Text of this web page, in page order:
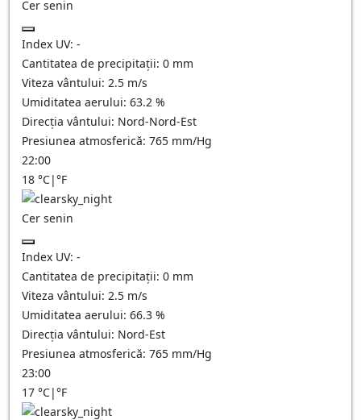
Cer senin
Index UV: -
Cantitatea de precipitații: 0 mm
Viteza vântului: 2.5 m/s
Umiditatea aerului: 63.2 %
Direcția vântului: Nord-Nord-Est
Presiunea atmosferică: 765 mm/Hg
22:00
18 °C|°F
Cer senin
Index UV: -
Cantitatea de precipitații: 0 mm
Viteza vântului: 2.5 m/s
Umiditatea aerului: 66.3 %
Direcția vântului: Nord-Est
Presiunea atmosferică: 765 mm/Hg
23:00
17 °C|°F